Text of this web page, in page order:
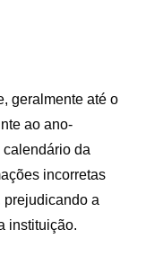
geralmente até o
ao ano-
da
incorretas
prejudicando a
instituição.